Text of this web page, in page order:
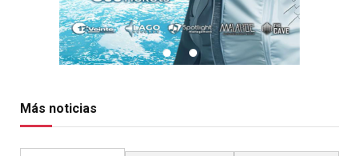
Más noticias